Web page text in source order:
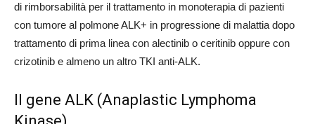
di rimborsabilità per il trattamento in monoterapia di pazienti
con tumore al polmone ALK+ in progressione di malattia dopo
trattamento di prima linea con alectinib o ceritinib oppure con
crizotinib e almeno un altro TKI anti-ALK.
Il gene ALK (Anaplastic Lymphoma